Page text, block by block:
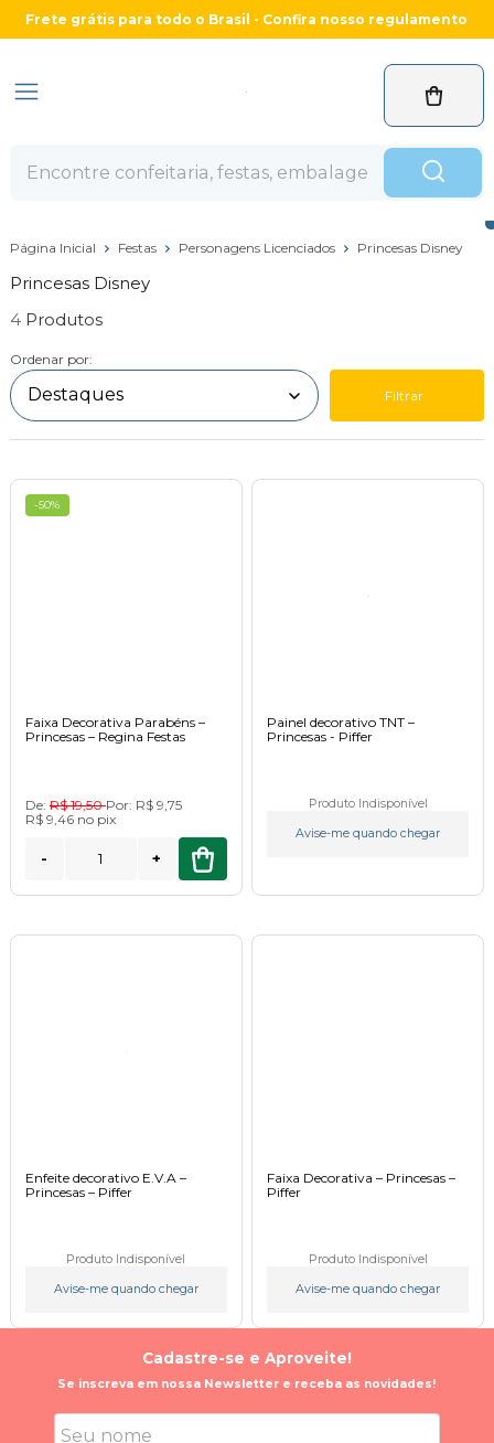
Frete grátis para todo o Brasil - Confira nosso regulamento
Página Inicial Festas Personagens Licenciados Princesas Disney
Princesas Disney
4
Ordenar por:
Filtrar
-50%
Faixa Decorativa Parabéns –
Princesas – Regina Festas
De: R$ 19,50Por: R$ 9,75
R$ 9,46 no pix
- +
Painel decorativo TNT –
Princesas - Piffer
Produto Indisponível
Avise-me quando chegar
Enfeite decorativo E.V.A –
Princesas – Piffer
Produto Indisponível
Avise-me quando chegar
Faixa Decorativa – Princesas –
Piffer
Produto Indisponível
Avise-me quando chegar
Cadastre-se e Aproveite!
Se inscreva em nossa Newsletter e receba as novidades!